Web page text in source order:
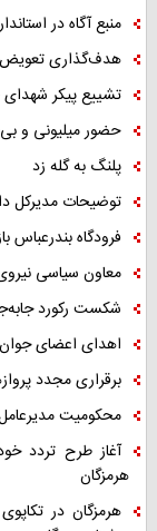
منبع آگاه در
هدف‌گذاری تعویض ۱۰۰ هزار کولر فرسوده در هرمزگان
تشییع پیکر شهدای
حضور میلیونی و
پلنگ به گله زد
توضیحات مدیرکل
فرودگاه بندرعباس
معاون سیاسی
شکست رکورد
اهدای اعضای جوان
برقراری مجدد
محکومیت
آغاز طرح تردد
هرمزگان